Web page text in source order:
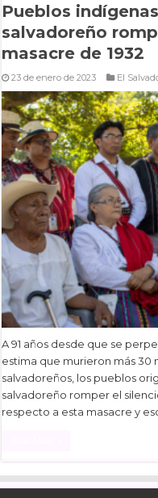
Pueblos
salvadoreño
masacre de 1932
23 de enero de 2023 El
A 91 años desde que se
estima que murieron más 30
salvadoreños, los pueblos
salvadoreño romper el
respecto a esta masacre y